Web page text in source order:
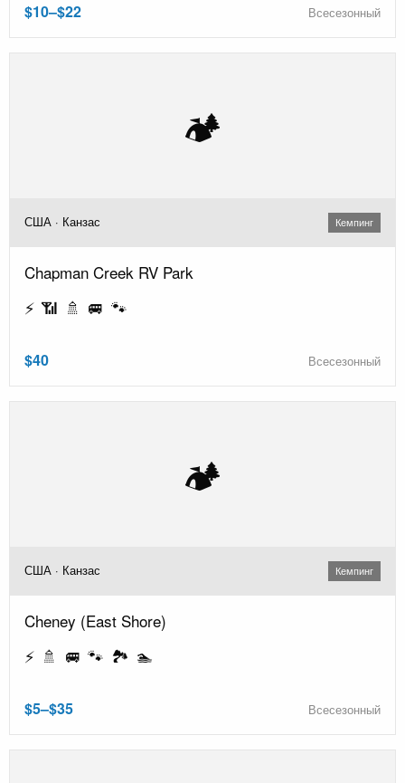
$10–$22 Всесезонный
🏕️
США · Канзас Кемпинг
Chapman Creek RV Park
⚡ 📶 🚿 🚐 🐾
$40 Всесезонный
🏕️
США · Канзас Кемпинг
Cheney (East Shore)
⚡ 🚿 🚐 🐾 🏞️ 🏊
$5–$35 Всесезонный